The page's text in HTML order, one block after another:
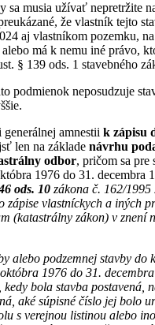
sa musia užívať nepretržite
že vlastník tejto
aj vlastníkom pozemku,
alebo má k nemu iné právo,
§ 139 ods. 1 stavebného
podmienok neposudzuje
amnestii k zápisu
len na základe návrhu
odbor, pričom sa pre
1976 do 31. decembra
ods. 10 zákona č. 162/
zápise vlastníckych a iných
(katastrálny zákon) v znení
alebo podzemnej stavby
1976 do 31.
kedy bola stavba postavená,
aké súpisné číslo jej bolo
s verejnou listinou alebo